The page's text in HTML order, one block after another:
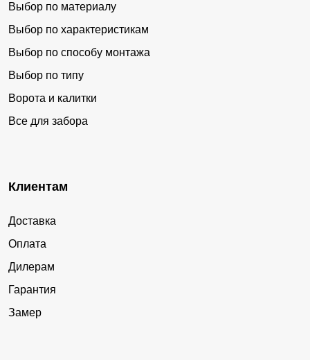
Выбор по материалу
Выбор по характеристикам
Выбор по способу монтажа
Выбор по типу
Ворота и калитки
Все для забора
Клиентам
Доставка
Оплата
Дилерам
Гарантия
Замер